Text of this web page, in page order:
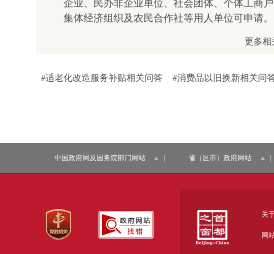
企业、民办非企业单位、社会团体、个体工商
集体经济组织及农民合作社等用人单位可申请。
更多相
#适老化改造服务补贴相关问答 #消费品以旧换新相关问
中国政府网及国务院部门网站 省（区市）政府网站
关
网